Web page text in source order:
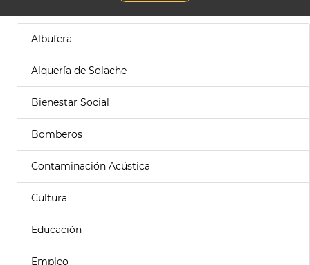
Albufera
Alquería de Solache
Bienestar Social
Bomberos
Contaminación Acústica
Cultura
Educación
Empleo